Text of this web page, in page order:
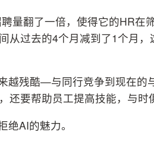
量翻了一倍，使得它的HR在
从过去的4个月减到了1个月
越残酷—与同行竞争到现在的
要帮助员工提高技能，与时
AI的魅力。